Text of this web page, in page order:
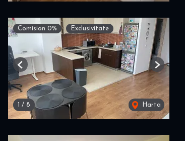
Comision 0% Exclusivitate
1 / 8 Harta
Previous Next